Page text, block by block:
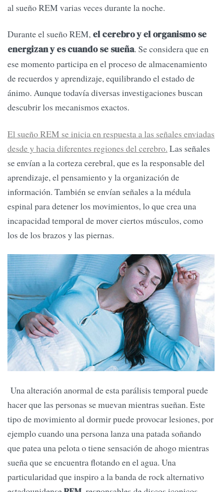
al sueño REM varias veces durante la noche.
Durante el sueño REM, el cerebro y el organismo se
energizan y es cuando se sueña. Se considera que en
ese momento participa en el proceso de almacenamiento
de recuerdos y aprendizaje, equilibrando el estado de
ánimo. Aunque todavía diversas investigaciones buscan
descubrir los mecanismos exactos.
El sueño REM se inicia en respuesta a las señales enviadas
desde y hacia diferentes regiones del cerebro. Las señales
se envían a la corteza cerebral, que es la responsable del
aprendizaje, el pensamiento y la organización de
información. También se envían señales a la médula
espinal para detener los movimientos, lo que crea una
incapacidad temporal de mover ciertos músculos, como
los de los brazos y las piernas.
Una alteración anormal de esta parálisis temporal puede
hacer que las personas se muevan mientras sueñan. Este
tipo de movimiento al dormir puede provocar lesiones, por
ejemplo cuando una persona lanza una patada soñando
que patea una pelota o tiene sensación de ahogo mientras
sueña que se encuentra flotando en el agua. Una
particularidad que inspiro a la banda de rock alternativo